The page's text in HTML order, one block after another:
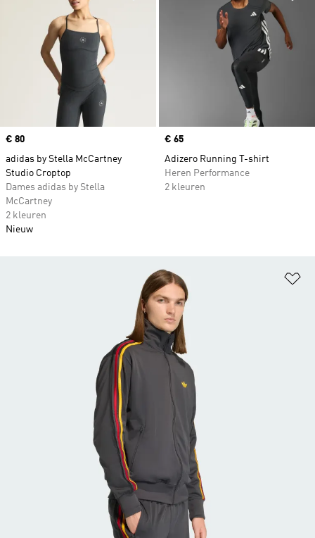
Price
€ 80
adidas by Stella McCartney
Studio Croptop
Dames adidas by Stella
McCartney
2 kleuren
Nieuw
Price
€ 65
Adizero Running T-shirt
Heren Performance
2 kleuren